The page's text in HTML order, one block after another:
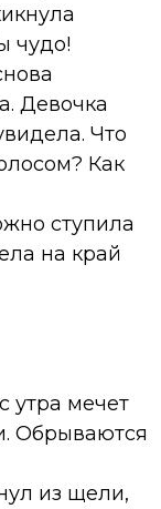
чудо!
Девочка
Что
Как
ступила
на край
утра мечет
Обрываются
из щели,